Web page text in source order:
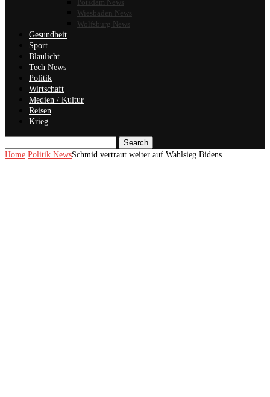
Potsdam News
Wiesbaden News
Wolfsburg News
Gesundheit
Sport
Blaulicht
Tech News
Politik
Wirtschaft
Medien / Kultur
Reisen
Krieg
Search
Home Politik NewsSchmid vertraut weiter auf Wahlsieg Bidens